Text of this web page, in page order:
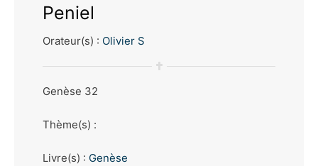
Peniel
Orateur(s) : Olivier S
Genèse 32
Thème(s) :
Livre(s) : Genèse